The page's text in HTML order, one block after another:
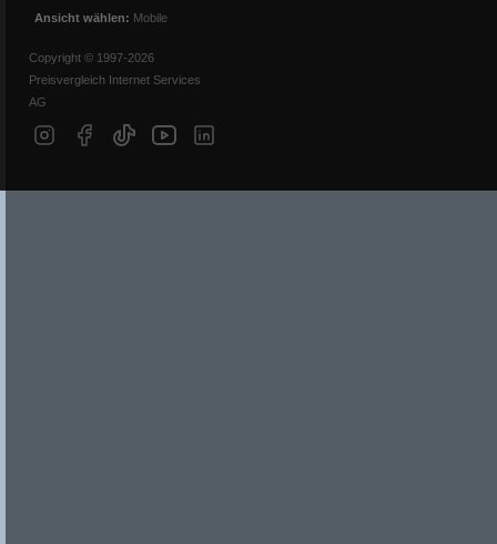
Ansicht wählen: Mobile
Copyright © 1997-2026
Preisvergleich Internet Services
AG